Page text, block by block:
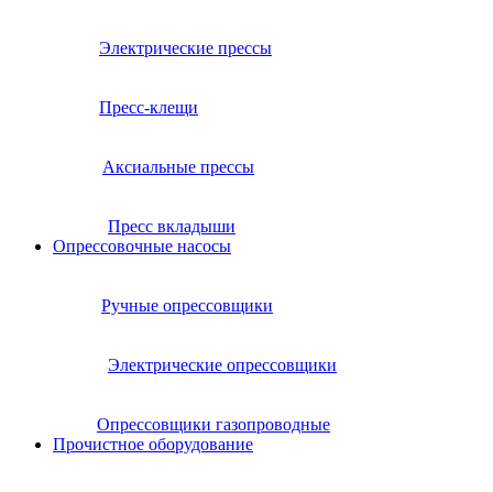
Электрические прессы
Пресс-клещи
Аксиальные прессы
Пресс вкладыши
Опрессовочные насосы
Ручные опрессовщики
Электрические опрессовщики
Опрессовщики газопроводные
Прочистное оборудование